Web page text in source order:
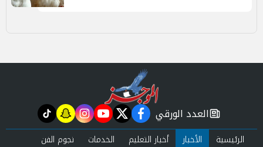
newspaper
العدد الورقي facebook
twitter
youtube
instagram
snapchat
tiktok
الرئيسية الأخبار أخبار التعليم الخدمات نجوم الفن